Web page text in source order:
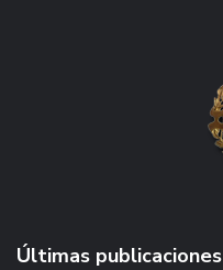
Últimas publicaciones